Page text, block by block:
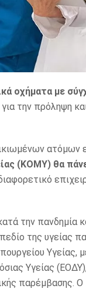
οχήματα με
την πρόληψη
ατόμων
(ΚΟΜΥ) θα
την πανδημία
της υγείας
Υγείας,
Υγείας (ΕΟΔΥ),
παρέμβασης.